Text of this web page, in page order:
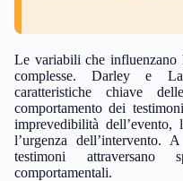
Le variabili che influenzano
complesse. Darley e
caratteristiche chiave
comportamento dei
imprevedibilità
l’urgenza dell’intervento.
testimoni
comportamentali.